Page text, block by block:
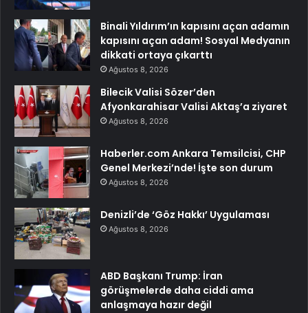
Binali Yıldırım’ın kapısını açan adamın
kapısını açan adam! Sosyal Medyanın
dikkati ortaya çıkarttı
Ağustos 8, 2026
Bilecik Valisi Sözer’den
Afyonkarahisar Valisi Aktaş’a ziyaret
Ağustos 8, 2026
Haberler.com Ankara Temsilcisi, CHP
Genel Merkezi’nde! İşte son durum
Ağustos 8, 2026
Denizli’de ‘Göz Hakkı’ Uygulaması
Ağustos 8, 2026
ABD Başkanı Trump: İran
görüşmelerde daha ciddi ama
anlaşmaya hazır değil